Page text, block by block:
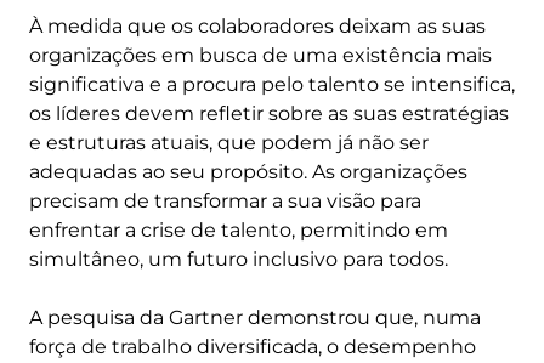
À medida que os colaboradores deixam as suas
organizações em busca de uma existência mais
significativa e a procura pelo talento se intensifica,
os líderes devem refletir sobre as suas estratégias
e estruturas atuais, que podem já não ser
adequadas ao seu propósito. As organizações
precisam de transformar a sua visão para
enfrentar a crise de talento, permitindo em
simultâneo, um futuro inclusivo para todos.
A pesquisa da Gartner demonstrou que, numa
força de trabalho diversificada, o desempenho